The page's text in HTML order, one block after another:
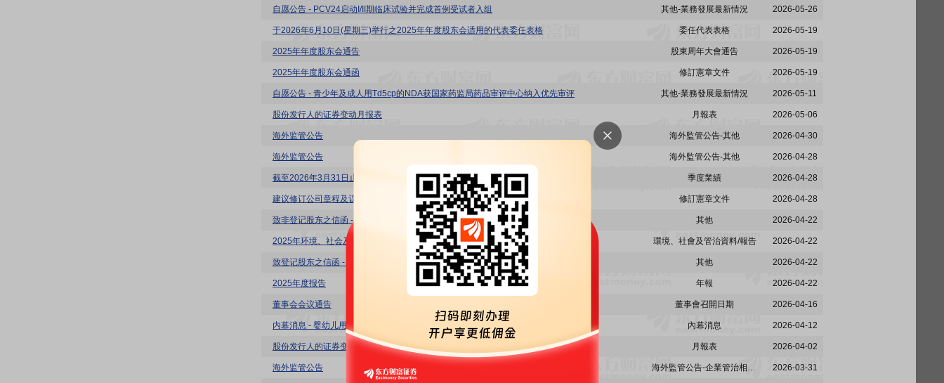
自愿公告 - PCV24启动I/II期临床试验并完成首例受试者入组 其他-業務發展最新情況 2026-05-26
于2026年6月10日(星期三)举行之2025年年度股东会适用的代表委任表格 委任代表表格 2026-05-19
2025年年度股东会通告 股東周年大會通告 2026-05-19
2025年年度股东会通函 修訂憲章文件 2026-05-19
自愿公告 - 青少年及成人用Td5cp的NDA获国家药监局药品审评中心纳入优先审评 其他-業務發展最新情況 2026-05-11
股份发行人的证券变动月报表 月報表 2026-05-06
海外监管公告 海外監管公告-其他 2026-04-30
海外监管公告 海外監管公告-其他 2026-04-28
截至2026年3月31日止三个月的第一季度报告 季度業績 2026-04-28
建议修订公司章程及议事规则 修訂憲章文件 2026-04-28
致非登记股东之信函 - 以电子方式发布公司通讯安排的提示信函及回条 其他 2026-04-22
2025年环境、社会及管治(ESG)暨可持续发展报告 環境、社會及管治資料/報告 2026-04-22
致登记股东之信函 - 以电子方式发布公司通讯安排的提示信函及回条 其他 2026-04-22
2025年度报告 年報 2026-04-22
董事会会议通告 董事會召開日期 2026-04-16
内幕消息 - 婴幼儿用DTcP获得中国国家药监局NDA批准 內幕消息 2026-04-12
股份发行人的证券变动月报表 月報表 2026-04-02
海外监管公告 海外監管公告-企業管治相關事宜 2026-03-31